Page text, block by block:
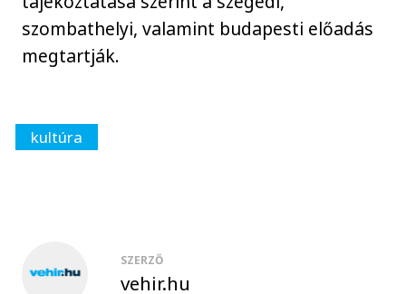
szombathelyi, valamint budapesti előadás
megtartják.
kultúra
SZERZŐ
vehir.hu